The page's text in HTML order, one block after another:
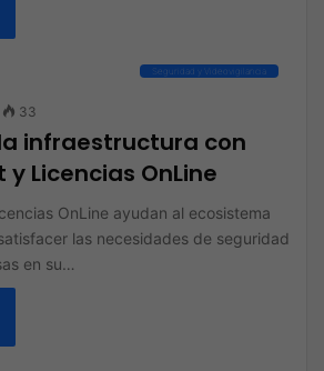
Seguridad y Videovigilancia
33
infraestructura con
y Licencias OnLine
OnLine ayudan al ecosistema
las necesidades de seguridad
en su…